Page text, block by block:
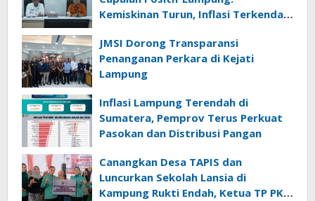
Kemiskinan Turun, Inflasi Terkendali,
JMSI Dorong Transparansi
Penanganan Perkara di Kejati
Lampung
Inflasi Lampung Terendah di
Sumatera, Pemprov Terus Perkuat
Pasokan dan Distribusi Pangan
Canangkan Desa TAPIS dan
Luncurkan Sekolah Lansia di
Kampung Rukti Endah, Ketua TP PKK